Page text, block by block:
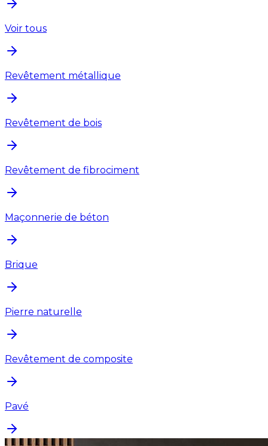
Voir tous
Revêtement métallique
Revêtement de bois
Revêtement de fibrociment
Maçonnerie de béton
Brique
Pierre naturelle
Revêtement de composite
Pavé